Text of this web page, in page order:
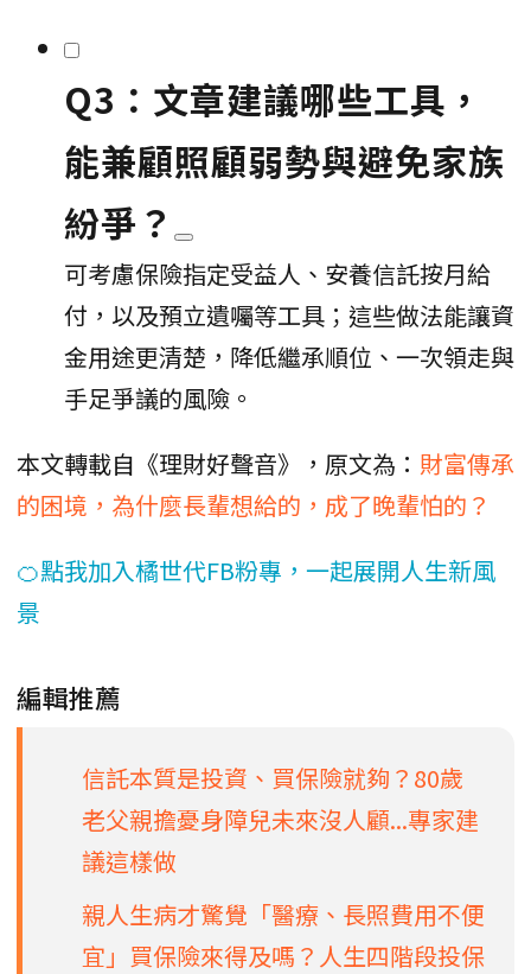
Q3：文章建議哪些工具，
能兼顧照顧弱勢與避免家族
紛爭？
可考慮保險指定受益人、安養信託按月給
付，以及預立遺囑等工具；這些做法能讓資
金用途更清楚，降低繼承順位、一次領走與
手足爭議的風險。
本文轉載自《理財好聲音》，原文為： 財富傳承
的困境，為什麼長輩想給的，成了晚輩怕的？
🍊點我加入橘世代FB粉專，一起展開人生新風
景
編輯推薦
信託本質是投資、買保險就夠？80歲
老父親擔憂身障兒未來沒人顧...專家建
議這樣做
親人生病才驚覺「醫療、長照費用不便
宜」買保險來得及嗎？人生四階段投保